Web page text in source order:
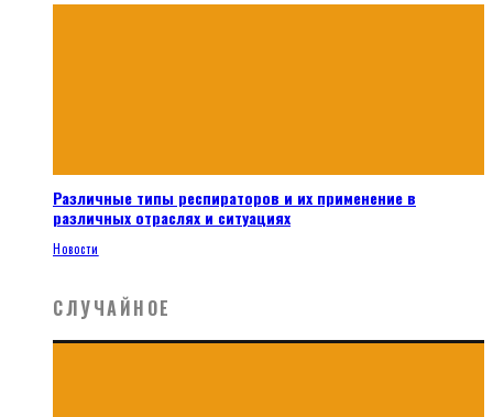
Различные типы респираторов и их применение в
различных отраслях и ситуациях
Новости
СЛУЧАЙНОЕ